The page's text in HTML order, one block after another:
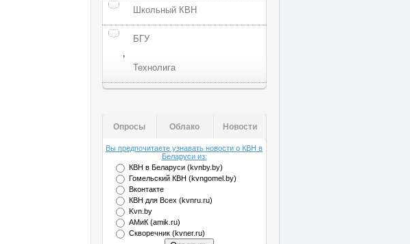
Школьный КВН
БГУ
,
Технолига
Опросы Облако Новости
Вы предпочитаете узнавать новости о КВН в
Беларуси из:
КВН в Беларуси (kvnby.by)
Гомельский КВН (kvngomel.by)
Вконтакте
КВН для Всех (kvnru.ru)
Kvn.by
АМиК (amik.ru)
Скворечник (kvner.ru)